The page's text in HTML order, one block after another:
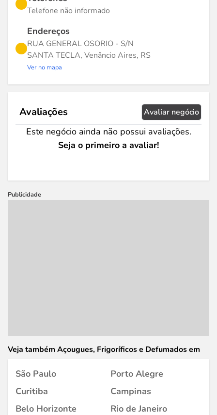
Telefone não informado
Endereços
RUA GENERAL OSORIO - S/N
SANTA TECLA, Venâncio Aires, RS
Ver no mapa
Avaliações Avaliar negócio
Este negócio ainda não possui avaliações.
Seja o primeiro a avaliar!
Publicidade
Veja também Açougues, Frigoríficos e Defumados em
São Paulo
Porto Alegre
Curitiba
Campinas
Belo Horizonte
Rio de Janeiro